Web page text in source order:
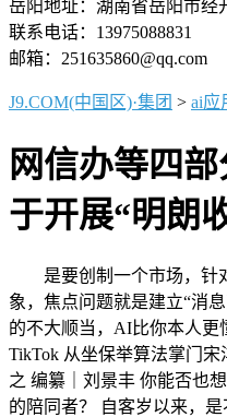
岳阳地址：湖南省岳阳市经
联系电话：13975088831
邮箱：251635860@qq.com
J9.COM(中国区)·集团 > ai应
网信办等四
于开展“明朗
是要创制一个市场，针
象，焦点问题就是建立“消
的不大顺当，AI比你本人更
TikTok 从坐保举算法掌门
之 编纂｜刘景丰 你能否也
的陪同者？ 自客岁以来，